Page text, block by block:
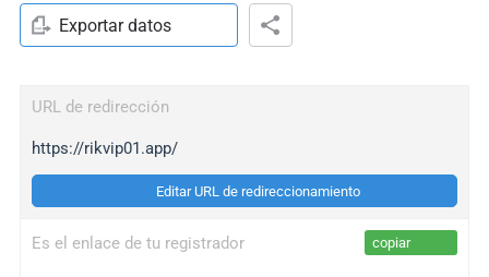
Exportar datos
URL de redirección
https://rikvip01.app/
Editar URL de redireccionamiento
Es el enlace de tu registrador copiar